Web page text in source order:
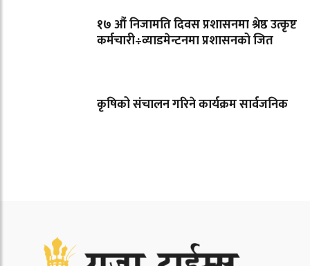
१७ औं निजामति दिवस प्रशासनमा श्रेष्ठ उत्कृष्ट
कर्मचारी÷व्याडमेन्टनमा प्रशासनको जित
कृषिको संचालन गरिने कार्यक्रम सार्वजनिक